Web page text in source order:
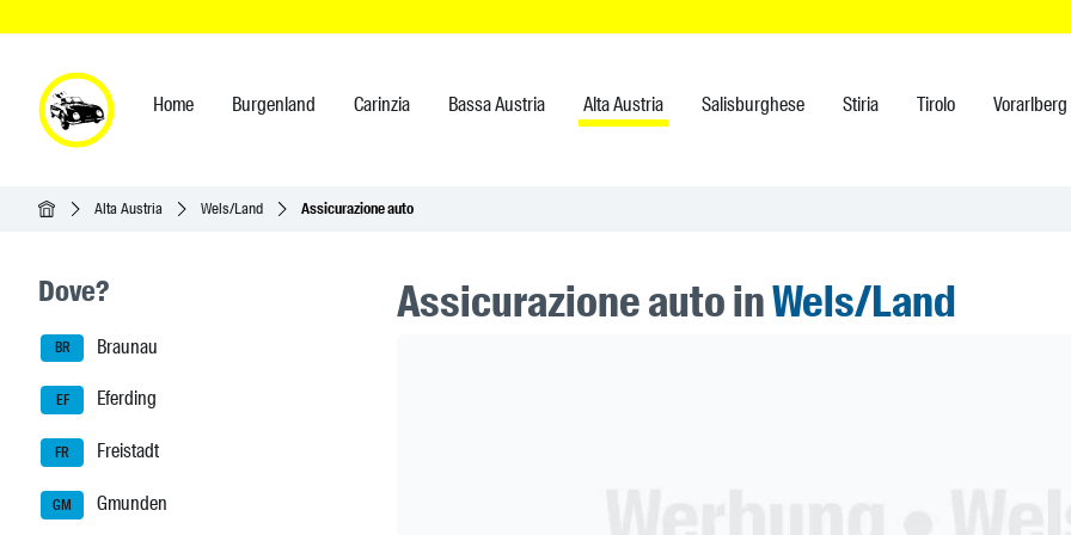
Home Burgenland Carinzia Bassa Austria Alta Austria Salisburghese Stiria Tirolo Vorarlberg
Home Alta Austria Wels/Land Assicurazione auto
Seitenleisten-Navigation
Dove?
BR Braunau
EF Eferding
FR Freistadt
GM Gmunden
Assicurazione auto inWels/Land